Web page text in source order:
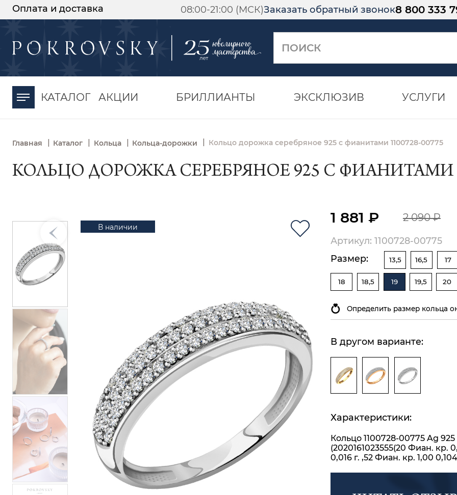
Оплата и доставка 08:00-21:00 (МСК)Заказать обратный звонок8 800 333
КАТАЛОГ АКЦИИ БРИЛЛИАНТЫ ЭКСКЛЮЗИВ УСЛУГИ
Главная | Каталог | Кольца | Кольца-дорожки Кольцо дорожка серебряное 925 с фианитами 1100728-00775
КОЛЬЦО ДОРОЖКА СЕРЕБРЯНОЕ 925 С ФИАНИТАМИ
В наличии
1 881 ₽ 2 090 ₽
Артикул: 1100728-00775
Размер:
13,5 16,5 17
18 18,5 19 19,5 20
Определить размер кольца
В другом варианте:
Характеристики:
Кольцо 1100728-00775 Ag 925
(2020161023555(20 Фиан. кр.
0,016 г. ,52 Фиан. кр. 1,00
-30%
момента оплаты